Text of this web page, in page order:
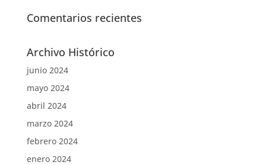
Comentarios recientes
Archivo Histórico
junio 2024
mayo 2024
abril 2024
marzo 2024
febrero 2024
enero 2024